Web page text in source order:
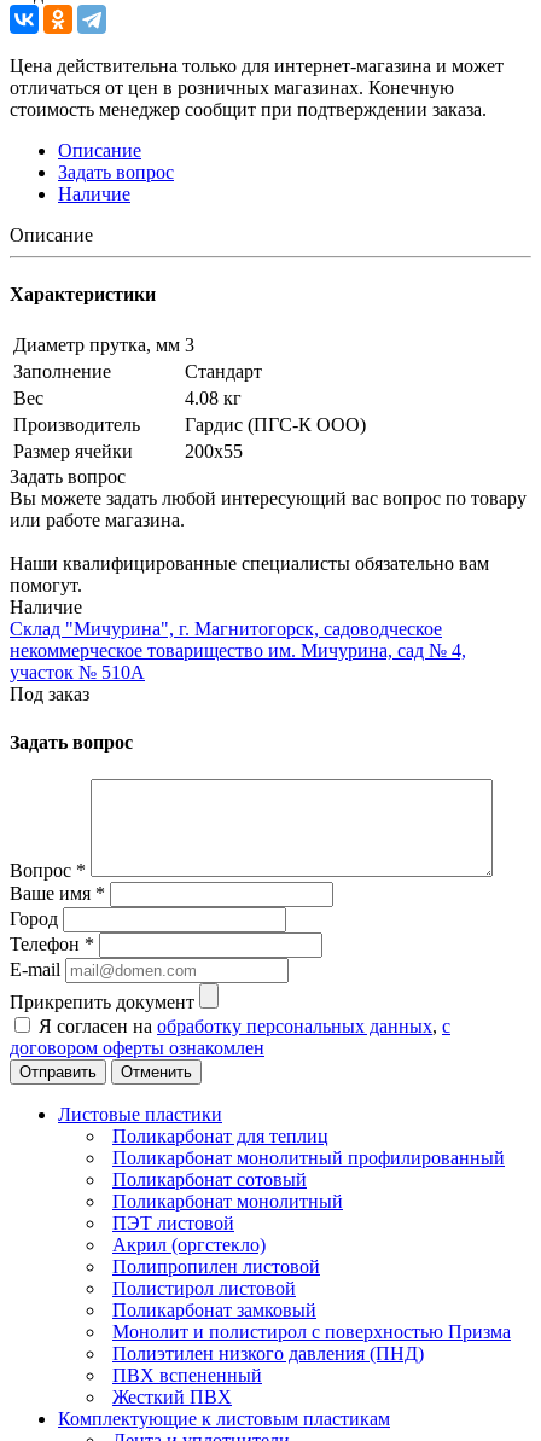
Цена действительна только для интернет-магазина и может
отличаться от цен в розничных магазинах. Конечную
стоимость менеджер сообщит при подтверждении заказа.
Описание
Задать вопрос
Наличие
Описание
Характеристики
Диаметр прутка, мм 3
Заполнение
Стандарт
Вес
4.08 кг
Производитель
Гардис (ПГС-К ООО)
Размер ячейки
200х55
Задать вопрос
Вы можете задать любой интересующий вас вопрос по товару
или работе магазина.
Наши квалифицированные специалисты обязательно вам
помогут.
Наличие
Склад "Мичурина", г. Магнитогорск, садоводческое
некоммерческое товарищество им. Мичурина, сад № 4,
участок № 510А
Под заказ
Задать вопрос
Вопрос *
Ваше имя *
Город
Телефон *
E-mail
Прикрепить документ
Я согласен на обработку персональных данных, с
договором оферты ознакомлен
Отменить
Листовые пластики
Поликарбонат для теплиц
Поликарбонат монолитный профилированный
Поликарбонат сотовый
Поликарбонат монолитный
ПЭТ листовой
Акрил (оргстекло)
Полипропилен листовой
Полистирол листовой
Поликарбонат замковый
Монолит и полистирол с поверхностью Призма
Полиэтилен низкого давления (ПНД)
ПВХ вспененный
Жесткий ПВХ
Комплектующие к листовым пластикам